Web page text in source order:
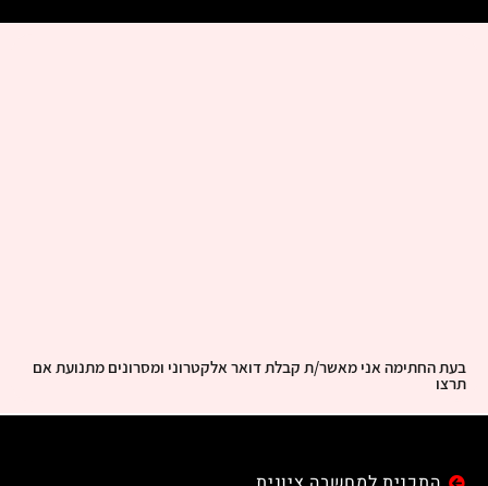
בעת החתימה אני מאשר/ת קבלת דואר אלקטרוני ומסרונים מתנועת אם
תרצו